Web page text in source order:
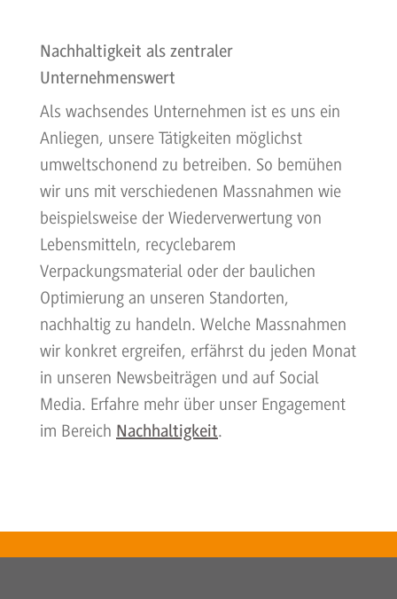
Nachhaltigkeit als zentraler
Unternehmenswert
Als wachsendes Unternehmen ist es uns ein
Anliegen, unsere Tätigkeiten möglichst
umweltschonend zu betreiben. So bemühen
wir uns mit verschiedenen Massnahmen wie
beispielsweise der Wiederverwertung von
Lebensmitteln, recyclebarem
Verpackungsmaterial oder der baulichen
Optimierung an unseren Standorten,
nachhaltig zu handeln. Welche Massnahmen
wir konkret ergreifen, erfährst du jeden Monat
in unseren Newsbeiträgen und auf Social
Media. Erfahre mehr über unser Engagement
im Bereich Nachhaltigkeit.